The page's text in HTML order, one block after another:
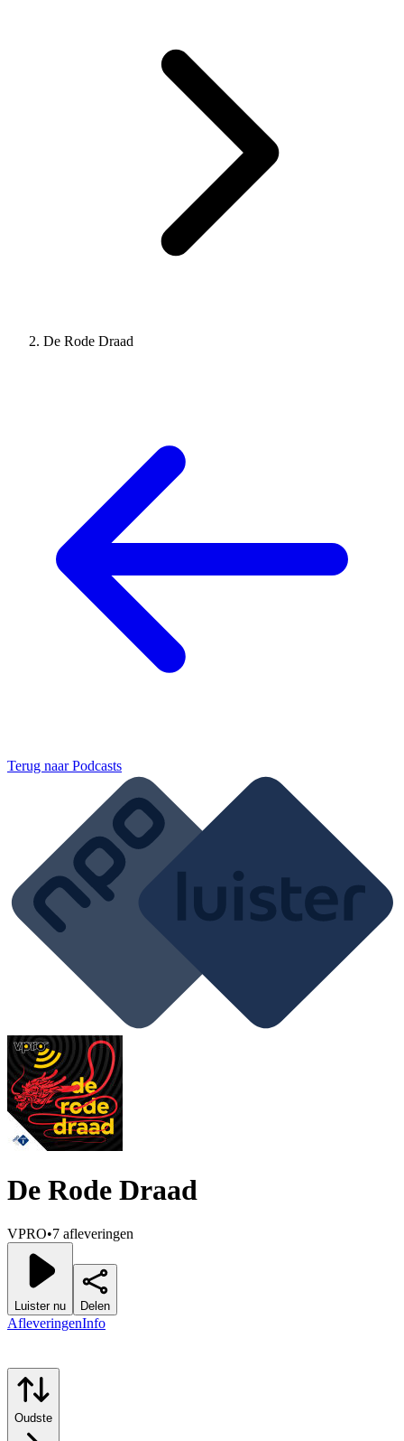
De Rode Draad
Terug naarPodcasts
De Rode Draad
VPRO•7 afleveringen
Luister nu Delen
AfleveringenInfo
Oudste